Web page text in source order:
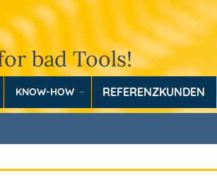
bad Tools!
KNOW-HOW REFERENZKUNDEN